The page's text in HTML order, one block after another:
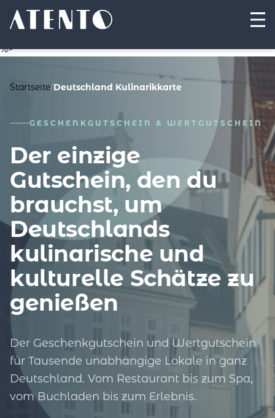
%>
Startseite/Deutschland Kulinarikkarte
GESCHENKGUTSCHEIN & WERTGUTSCHEIN
Der einzige
Gutschein, den du
brauchst, um
Deutschlands
kulinarische und
kulturelle Schätze zu
genießen
Der Geschenkgutschein und Wertgutschein
für Tausende unabhängige Lokale in ganz
Deutschland. Vom Restaurant bis zum Spa,
vom Buchladen bis zum Erlebnis.